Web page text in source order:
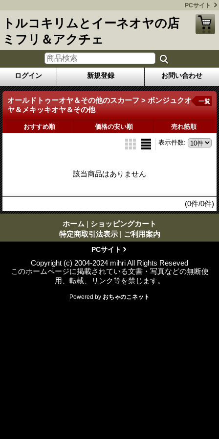
PCサイト
トルコキリムとイーネオヤの店
ミフリ＆アクチェ
ログイン 新規登録 お問い合わせ
オールドトゥーオヤ＆その他のスカーフ > ボンジュクオ
ヤ＆メキッキオヤ＆その他
一覧
おすすめ順 価格の安い順 売れ筋順
表示件数:
該当商品はありません
(0件/0件)
ホーム | ショッピングカート
特定商取引法表示 | ご利用案内
PCサイト
Copyright (c) 2004-2024 mihri All Rights Reseved
このホームページに掲載されている文書・写真などの無断使
用、転載、リンク等を禁じます。
Powered by おちゃのこネット